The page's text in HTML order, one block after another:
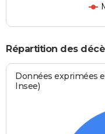
Répartition des
Données exprimées
Insee)